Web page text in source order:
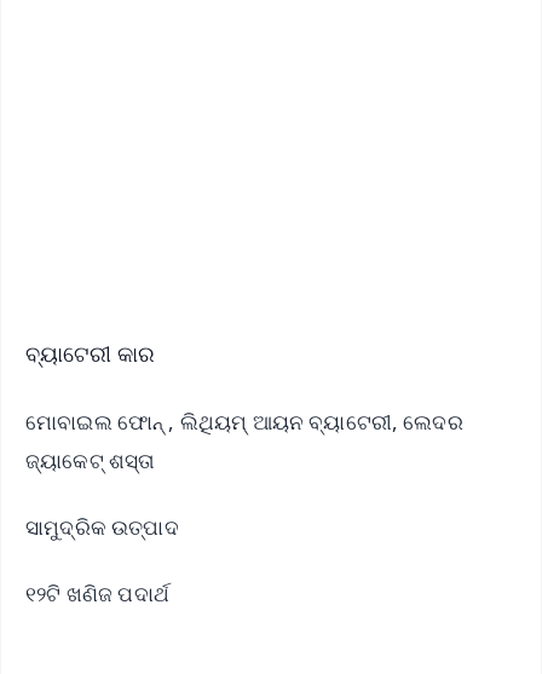
ବ୍ୟାଟେରୀ କାର
ମୋବାଇଲ ଫୋନ୍ , ଲିଥିୟମ୍ ଆୟନ ବ୍ୟାଟେରୀ, ଲେଦର
ଜ୍ୟାକେଟ୍ ଶସ୍ତା
ସାମୁଦ୍ରିକ ଉତ୍ପାଦ
୧୨ଟି ଖଣିଜ ପଦାର୍ଥ